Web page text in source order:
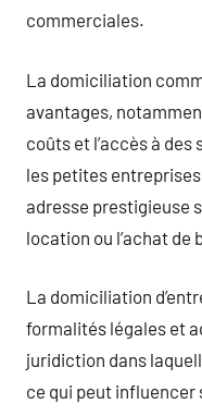
commerciales.
La domiciliation
avantages,
coûts et l’accès à
les petites
adresse prestigieuse
location ou l’achat de
La domiciliation
formalités légales et
juridiction dans
ce qui peut influencer